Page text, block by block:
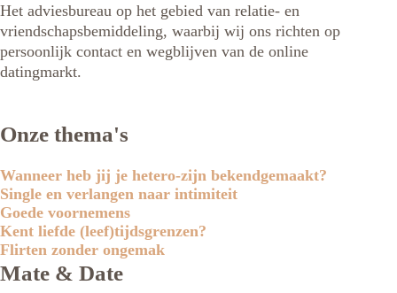
Het adviesbureau op het gebied van relatie- en
vriendschapsbemiddeling, waarbij wij ons richten op
persoonlijk contact en wegblijven van de online
datingmarkt.
Onze thema's
Wanneer heb jij je hetero-zijn bekendgemaakt?
Single en verlangen naar intimiteit
Goede voornemens
Kent liefde (leef)tijdsgrenzen?
Flirten zonder ongemak
Mate & Date